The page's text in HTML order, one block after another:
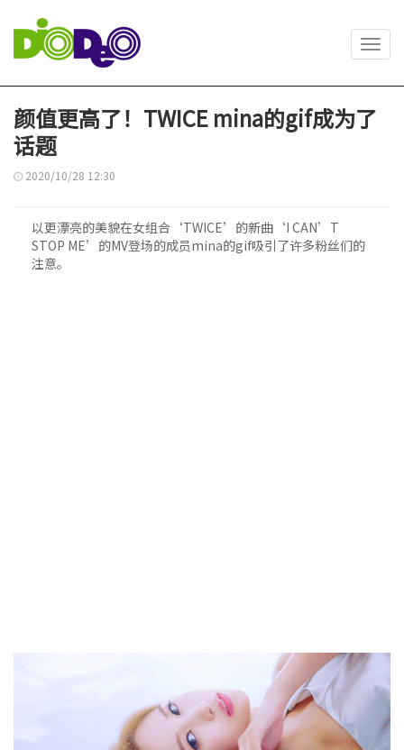
颜值更高了！TWICE mina的gif成为了
话题
2020/10/28 12:30
以更漂亮的美貌在女组合‘TWICE’的新曲‘I CAN’T
STOP ME’的MV登场的成员mina的gif吸引了许多粉丝们的
注意。